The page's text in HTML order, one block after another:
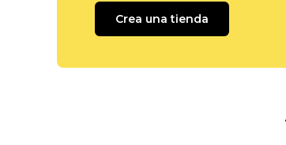
Crea una tienda